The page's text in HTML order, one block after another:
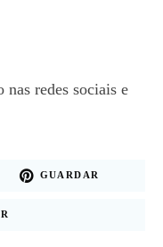
nas redes sociais e
GUARDAR